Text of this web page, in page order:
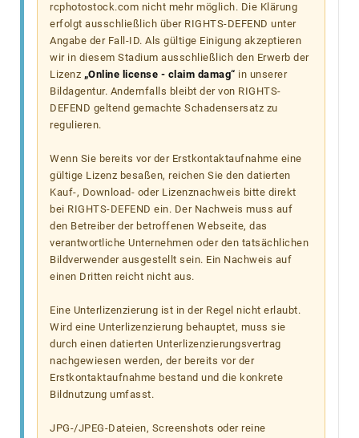
rcphotostock.com nicht mehr möglich. Die Klärung
erfolgt ausschließlich über RIGHTS-DEFEND unter
Angabe der Fall-ID. Als gültige Einigung akzeptieren
wir in diesem Stadium ausschließlich den Erwerb der
Lizenz „Online license - claim damag“ in unserer
Bildagentur. Andernfalls bleibt der von RIGHTS-
DEFEND geltend gemachte Schadensersatz zu
regulieren.
Wenn Sie bereits vor der Erstkontaktaufnahme eine
gültige Lizenz besaßen, reichen Sie den datierten
Kauf-, Download- oder Lizenznachweis bitte direkt
bei RIGHTS-DEFEND ein. Der Nachweis muss auf
den Betreiber der betroffenen Webseite, das
verantwortliche Unternehmen oder den tatsächlichen
Bildverwender ausgestellt sein. Ein Nachweis auf
einen Dritten reicht nicht aus.
Eine Unterlizenzierung ist in der Regel nicht erlaubt.
Wird eine Unterlizenzierung behauptet, muss sie
durch einen datierten Unterlizenzierungsvertrag
nachgewiesen werden, der bereits vor der
Erstkontaktaufnahme bestand und die konkrete
Bildnutzung umfasst.
JPG-/JPEG-Dateien, Screenshots oder reine